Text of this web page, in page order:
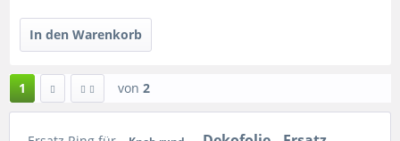
1 von 2